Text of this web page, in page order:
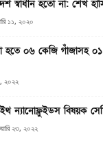
স্বাধীন হতো না: শেখ
১১, ২০২০
হতে ০৬ কেজি গাঁজাসহ
২০২২
ন্যানোফ্লুইডস বিষয়ক
২৩, ২০২২